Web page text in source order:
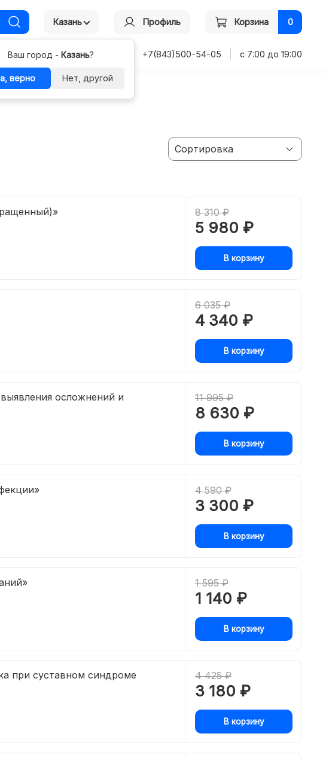
Казань
Ваш город - Казань?
верно Нет, другой
Профиль Корзина 0
Контакты +7(843)500-54-05 с 7:00 до 19:00
8 310 ₽
5 980 ₽
В корзину
6 035 ₽
4 340 ₽
В корзину
осложнений и
11 995 ₽
8 630 ₽
В корзину
4 590 ₽
3 300 ₽
В корзину
1 595 ₽
1 140 ₽
В корзину
при суставном синдроме
4 425 ₽
3 180 ₽
В корзину